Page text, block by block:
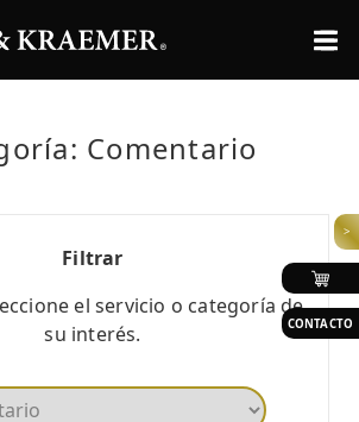
>
CONTACTO
Comentario
Filtrar
el servicio o categoría de
su interés.